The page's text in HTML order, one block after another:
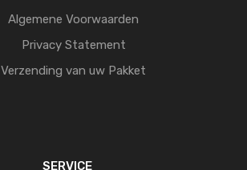
Algemene Voorwaarden
Privacy Statement
Verzending van uw Pakket
SERVICE